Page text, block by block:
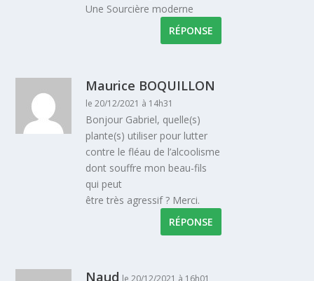
Une Sourcière moderne
RÉPONSE
Maurice BOQUILLON
le 20/12/2021 à 14h31
Bonjour Gabriel, quelle(s)
plante(s) utiliser pour lutter
contre le fléau de l’alcoolisme
dont souffre mon beau-fils
qui peut
être très agressif ? Merci.
RÉPONSE
Naud le 20/12/2021 à 16h01